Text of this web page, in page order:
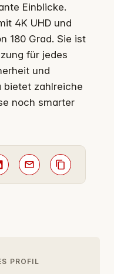
Einblicke.
4K UHD und
180 Grad. Sie ist
für jedes
und
bietet zahlreiche
noch smarter
PROFIL